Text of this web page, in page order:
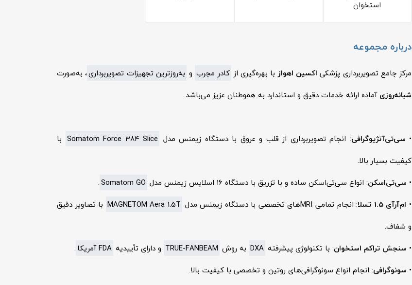
استخوان
درباره مجموعه
مرکز جامع تصویربرداری پزشکی اکسین اهواز با بهره‌گیری از کادر مجرب و به‌روزترین تجهیزات تصویربرداری، به‌صورت
شبانه‌روزیآماده ارائه خدمات دقیق و استاندارد به هموطنان عزیز می‌باشد.
• سی‌تی‌آنژیوگرافی: انجام تصویربرداری از قلب و عروق با دستگاه زیمنس مدل Somatom Force 384 Slice با
کیفیت بسیار بالا.
• سی‌تی‌اسکن: انواع سی‌تی‌اسکن ساده و با تزریق با دستگاه ۱۶ اسلایس زیمنس مدل Somatom GO
.
• ام‌آر‌آی 1.5 تسلا : انجام تمامی MRIهای تخصصی با دستگاه زیمنس مدل MAGNETOM Aera 1.5T با تصاویر دقیق
و شفاف.
• سنجش تراکم استخوان: با تکنولوژی پیشرفته DXA به روش TRUE-FANBEAM و دارای تأییدیه FDA آمریکا
.
• سونوگرافی: انجام انواع سونوگرافی‌های روتین و تخصصی با کیفیت بالا.